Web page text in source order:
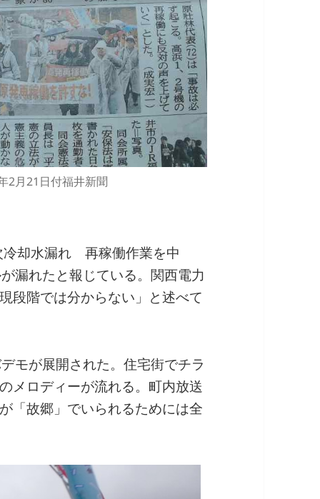
2月21日付福井新聞
冷却水漏れ 再稼働作業を中
漏れたと報じている。関西電力
段階では分からない」と述べて
モが展開された。住宅街でチラ
メロディーが流れる。町内放送
「故郷」でいられるためには全